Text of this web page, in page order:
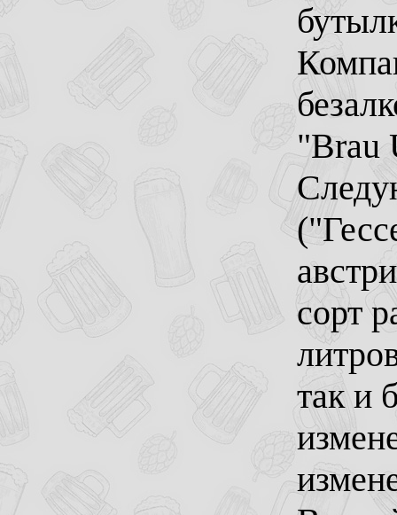
"Brau
сорт
так и